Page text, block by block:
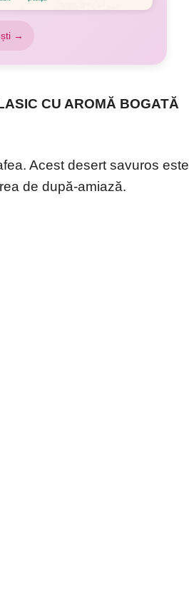
→
CU AROMĂ BOGATĂ
Acest desert savuros este
de după-amiază.